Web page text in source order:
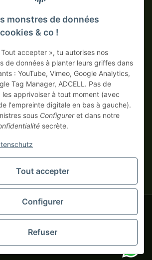
DE PAIEMENT SÉCURISÉES
Paiement anticipé avec escompte
commandent ! Vente uniquement aux
BGB), aucun client particulier (§ 13 BGB).
étrangères sont indicatifs et se basent sur le
La devise contractuelle est l'euro (EUR).
- Tous droits réservés. Design by
de clients satisfaits depuis 2020
monstres de données
& co !
accepter », tu autorises nos
de données à planter leurs griffes dans
: YouTube, Vimeo, Google Analytics,
Tag Manager, ADCELL. Pas de
apprivoiser à tout moment (avec
l'empreinte digitale en bas à gauche).
sous Configureret dans notre
secrète.
Tout accepter
Configurer
Refuser